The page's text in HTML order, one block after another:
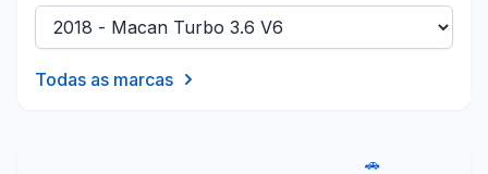
Todas as marcas
🚗